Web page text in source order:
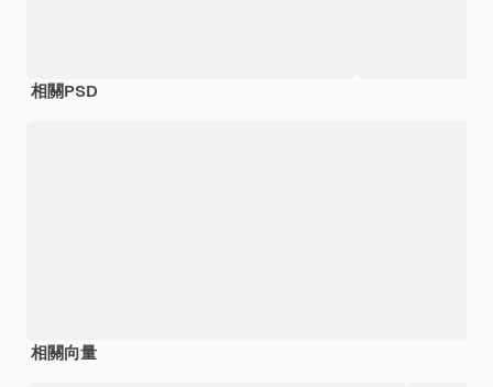
相關PSD
相關向量